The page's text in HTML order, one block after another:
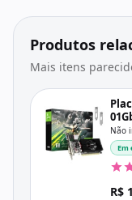
Produtos
Mais itens
Não
Em
R$